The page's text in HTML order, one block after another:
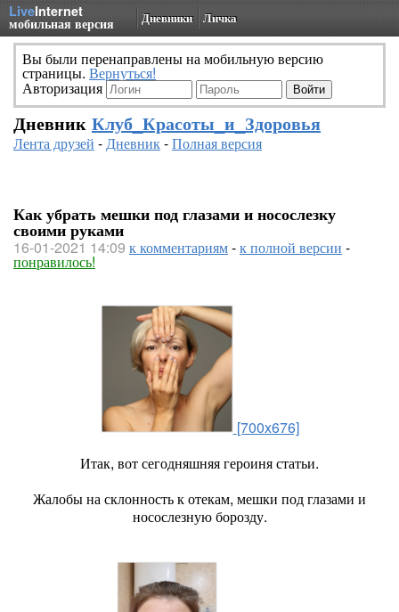
LiveInternet
мобильная версия Дневники Личка
Вы были перенаправлены на мобильную версию
страницы. Вернуться!
Авторизация
Дневник Клуб_Красоты_и_Здоровья
Лента друзей -Дневник-Полная версия
Как убрать мешки под глазами и носослезку
своими руками
16-01-2021 14:09 к комментариям-к полной версии -
понравилось!
[700x676]
Итак, вот сегодняшняя героиня статьи.
Жалобы на склонность к отекам, мешки под глазами и
носослезную борозду.